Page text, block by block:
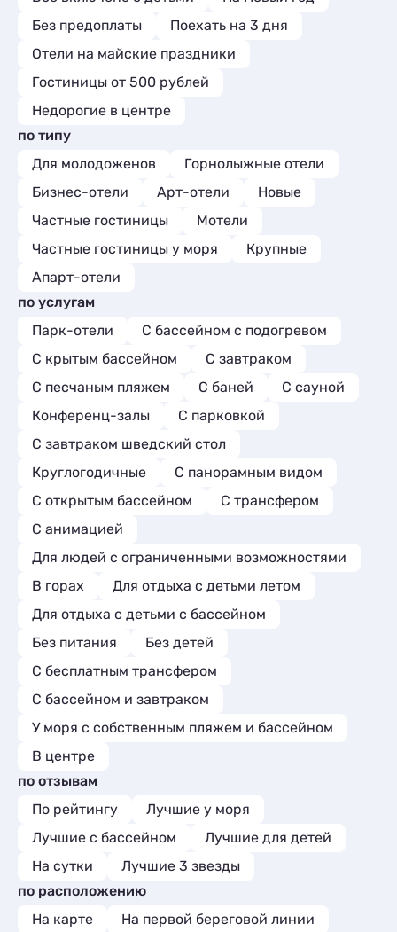
Без предоплаты
Поехать на 3 дня
Отели на майские праздники
Гостиницы от 500 рублей
Недорогие в центре
по типу
Для молодоженов
Горнолыжные отели
Бизнес-отели
Арт-отели
Новые
Частные гостиницы
Мотели
Частные гостиницы у моря
Крупные
Апарт-отели
по услугам
Парк-отели
С бассейном с подогревом
С крытым бассейном
С завтраком
С песчаным пляжем
С баней
С сауной
Конференц-залы
С парковкой
С завтраком шведский стол
Круглогодичные
С панорамным видом
С открытым бассейном
С трансфером
С анимацией
Для людей с ограниченными возможностями
В горах
Для отдыха с детьми летом
Для отдыха с детьми с бассейном
Без питания
Без детей
С бесплатным трансфером
С бассейном и завтраком
У моря с собственным пляжем и бассейном
В центре
по отзывам
По рейтингу
Лучшие у моря
Лучшие с бассейном
Лучшие для детей
На сутки
Лучшие 3 звезды
по расположению
На карте
На первой береговой линии